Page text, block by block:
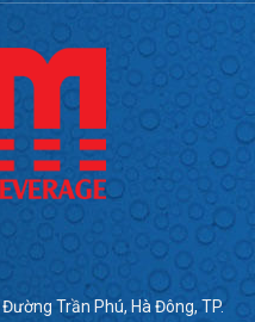
Trần Phú, Hà Đông, TP.